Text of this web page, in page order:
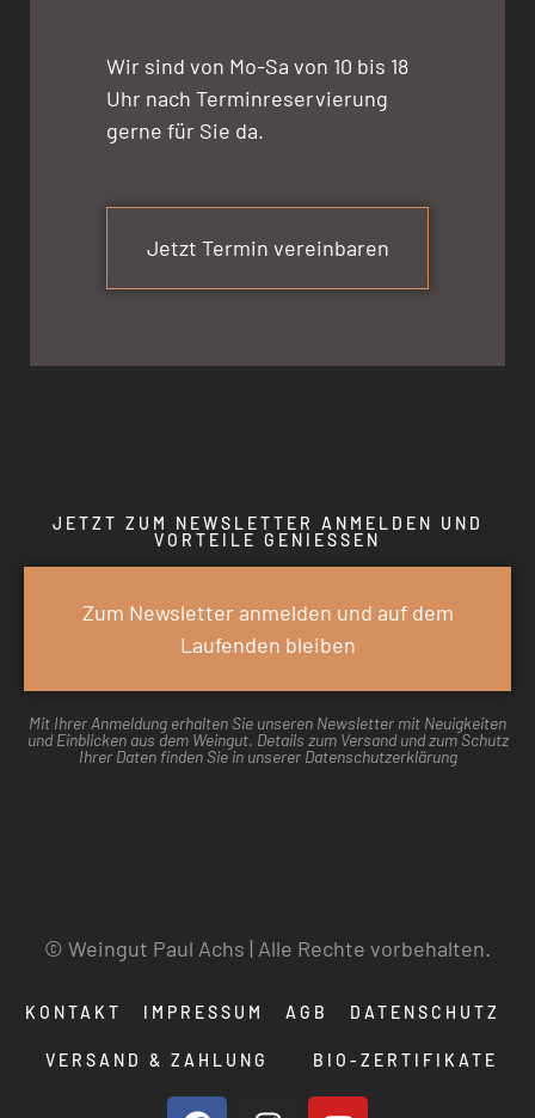
Wir sind von Mo-Sa von 10 bis 18
Uhr nach Terminreservierung
gerne für Sie da.
Jetzt Termin vereinbaren
JETZT ZUM NEWSLETTER ANMELDEN UND
VORTEILE GENIESSEN
Zum Newsletter anmelden und auf dem
Laufenden bleiben
Mit Ihrer Anmeldung erhalten Sie unseren Newsletter mit Neuigkeiten
und Einblicken aus dem Weingut. Details zum Versand und zum Schutz
Ihrer Daten finden Sie in unserer Datenschutzerklärung
© Weingut Paul Achs | Alle Rechte vorbehalten.
KONTAKT IMPRESSUM AGB DATENSCHUTZ
VERSAND & ZAHLUNG BIO-ZERTIFIKATE